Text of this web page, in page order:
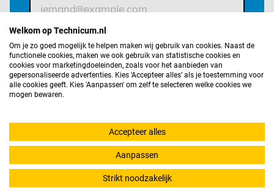
Bevestig E-mailadres
Voer een geldig telefoonnummer in. Bijvoorbeeld
+31612345678, 0031612345678 of 0612345678.
Welkom op Technicum.nl
Om je zo goed mogelijk te helpen maken wij gebruik van cookies. Naast de
functionele cookies, maken we ook gebruik van statistische cookies en
cookies voor marketingdoeleinden, zoals voor het aanbieden van
gepersonaliseerde advertenties. Kies ‘Accepteer alles’ als je toestemming voor
alle cookies geeft. Kies 'Aanpassen' om zelf te selecteren welke cookies we
mogen bewaren.
Accepteer alles
Aanpassen
Strikt noodzakelijk